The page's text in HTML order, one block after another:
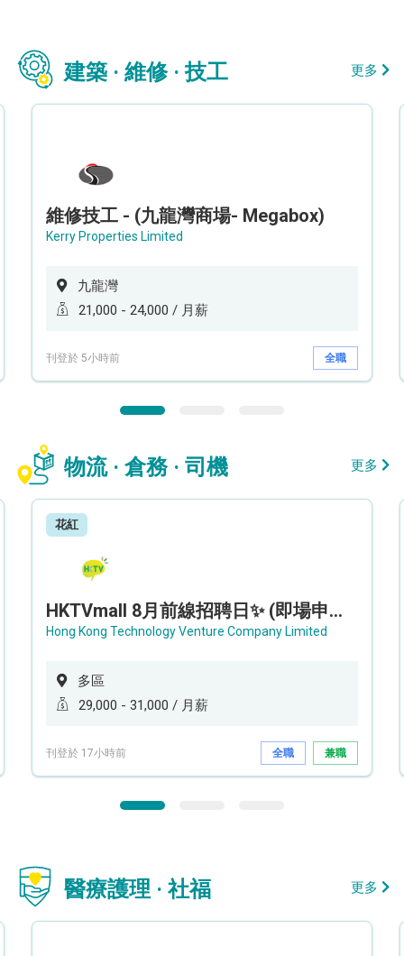
建築 · 維修 · 技工 更多
維修技工 - (九龍灣商場- Megabox)
Kerry Properties Limited
九龍灣
21,000 - 24,000 / 月薪
刊登於 5小時前 全職
物流 · 倉務 · 司機 更多
花紅
HKTVmall 8月前線招聘日✨ (即場申請，即場面試) - 設新人獎金高達 16,000 !!!✨
Hong Kong Technology Venture Company Limited
多區
29,000 - 31,000 / 月薪
刊登於 17小時前 全職 兼職
醫療護理 · 社福 更多